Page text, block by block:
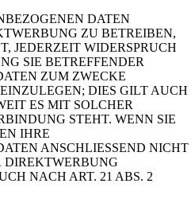
DATEN
ZU BETREIBEN,
JEDERZEIT WIDERSPRUCH
SIE BETREFFENDER
ZUM ZWECKE
DIES GILT AUCH
ES MIT SOLCHER
STEHT. WENN SIE
IHRE
ANSCHLIESSEND NICHT
DIREKTWERBUNG
NACH ART. 21 ABS. 2